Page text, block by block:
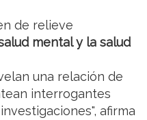
de relieve
mental y la salud
una relación de
interrogantes
afirma